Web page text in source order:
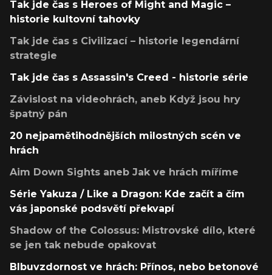
Tak jde čas s Heroes of Might and Magic –
historie kultovní tahovky
Tak jde čas s Civilizací – historie legendární
strategie
Tak jde čas s Assassin's Creed - historie série
Závislost na videohrách, aneb Když jsou hry
špatný pán
20 nejpamětihodnějších milostných scén ve
hrách
Aim Down Sights aneb Jak ve hrách míříme
Série Yakuza / Like a Dragon: Kde začít a čím
vás japonské podsvětí překvapí
Shadow of the Colossus: Mistrovské dílo, které
se jen tak nebude opakovat
Blbuvzdornost ve hrách: Přínos, nebo betonové